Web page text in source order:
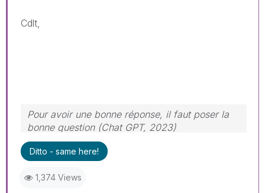
Cdlt,
Pour avoir une bonne réponse, il faut poser la
bonne question (Chat GPT, 2023)
Ditto - same here!
1,374 Views